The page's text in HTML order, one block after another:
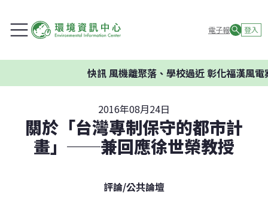
電子報 登入
快訊風機離聚落、學校過近 彰化福漢風電案
2016年08月24日
關於「台灣專制保守的都市計
畫」──兼回應徐世榮教授
評論/公共論壇